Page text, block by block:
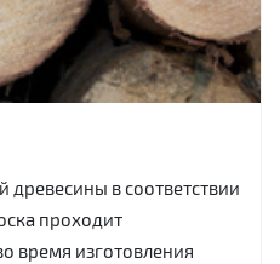
в соответствии
проходит
время изготовления